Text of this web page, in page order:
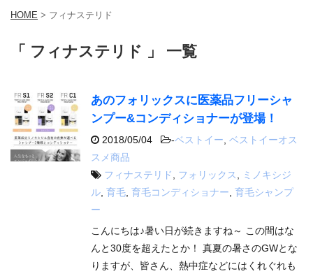
HOME > フィナステリド
「 フィナステリド 」 一覧
あのフォリックスに医薬品フリーシャ
ンプー&コンディショナーが登場！
2018/05/04 -ベストイー ベストイーオス
スメ商品
フィナステリド
フォリックス
ミノキシジ
ル 育毛 育毛コンディショナー 育毛シャンプ
ー
こんにちは♪暑い日が続きますね～ この間はな
んと30度を超えたとか！ 真夏の暑さのGWとな
りますが、皆さん、熱中症などにはくれぐれも